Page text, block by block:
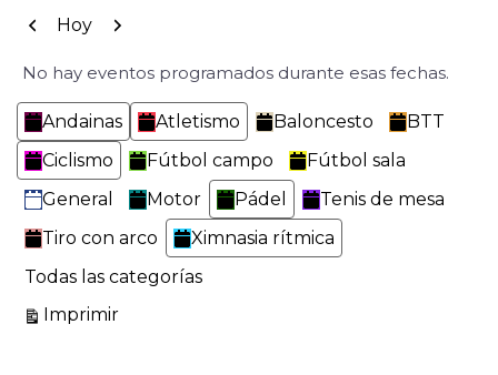
Anterior
Hoy Siguiente
No hay eventos programados durante esas fechas.
Categorías
Andainas Atletismo Baloncesto
BTT
Ciclismo
Fútbol campo
Fútbol sala
General
Motor Pádel
Tenis de mesa
Tiro con arco
Ximnasia rítmica
Todas las categorías
ImprimirVistas